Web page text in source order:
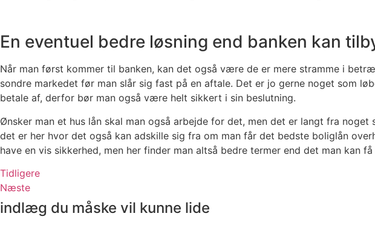
En eventuel bedre løsning end banken kan
Når man først kommer til banken, kan det også være de er mere stramme i
sondre markedet før man slår sig fast på en aftale. Det er jo gerne noget som
betale af, derfor bør man også være helt sikkert i sin beslutning.
Ønsker man et hus lån skal man også arbejde for det, men det er langt fra
det er her hvor det også kan adskille sig fra om man får det bedste boliglån
have en vis sikkerhed, men her finder man altså bedre termer end det man kan
Tidligere
Næste
indlæg du måske vil kunne lide